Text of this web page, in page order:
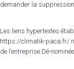
demander la suppression
Les liens hypertextes
https://climatik-paca.fr/
de l’entreprise Dé-